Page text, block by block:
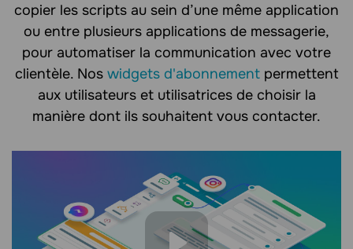
copier les scripts au sein d’une même application
ou entre plusieurs applications de messagerie,
pour automatiser la communication avec votre
clientèle. Nos widgets d'abonnementpermettent
aux utilisateurs et utilisatrices de choisir la
manière dont ils souhaitent vous contacter.